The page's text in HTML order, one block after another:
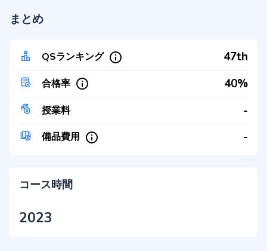
まとめ
QSランキング 47th
合格率 40%
授業料 -
備品費用 -
コース時間
2023